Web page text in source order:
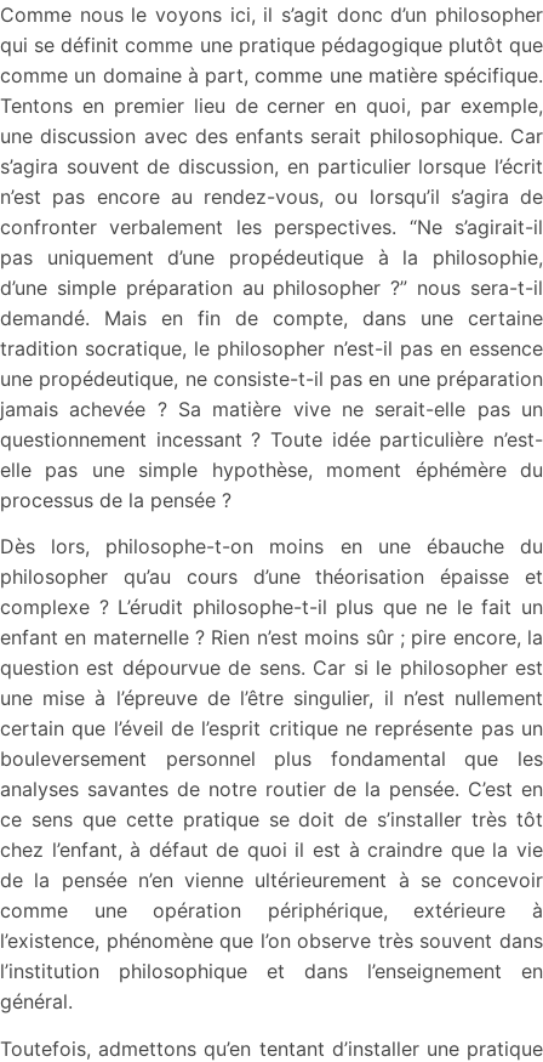
Comme nous le voyons ici, il s’agit donc d’un philosopher
qui se définit comme une pratique pédagogique plutôt que
comme un domaine à part, comme une matière spécifique.
Tentons en premier lieu de cerner en quoi, par exemple,
une discussion avec des enfants serait philosophique. Car
s’agira souvent de discussion, en particulier lorsque l’écrit
n’est pas encore au rendez-vous, ou lorsqu’il s’agira de
confronter verbalement les perspectives. “Ne s’agirait-il
pas uniquement d’une propédeutique à la philosophie,
d’une simple préparation au philosopher ?” nous sera-t-il
demandé. Mais en fin de compte, dans une certaine
tradition socratique, le philosopher n’est-il pas en essence
une propédeutique, ne consiste-t-il pas en une préparation
jamais achevée ? Sa matière vive ne serait-elle pas un
questionnement incessant ? Toute idée particulière n’est-
elle pas une simple hypothèse, moment éphémère du
processus de la pensée ?
Dès lors, philosophe-t-on moins en une ébauche du
philosopher qu’au cours d’une théorisation épaisse et
complexe ? L’érudit philosophe-t-il plus que ne le fait un
enfant en maternelle ? Rien n’est moins sûr ; pire encore, la
question est dépourvue de sens. Car si le philosopher est
une mise à l’épreuve de l’être singulier, il n’est nullement
certain que l’éveil de l’esprit critique ne représente pas un
bouleversement personnel plus fondamental que les
analyses savantes de notre routier de la pensée. C’est en
ce sens que cette pratique se doit de s’installer très tôt
chez l’enfant, à défaut de quoi il est à craindre que la vie
de la pensée n’en vienne ultérieurement à se concevoir
comme une opération périphérique, extérieure à
l’existence, phénomène que l’on observe très souvent dans
l’institution philosophique et dans l’enseignement en
général.
Toutefois, admettons qu’en tentant d’installer une pratique